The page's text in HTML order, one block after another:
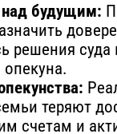
над будущим:
решения суда
теряют
счетам и